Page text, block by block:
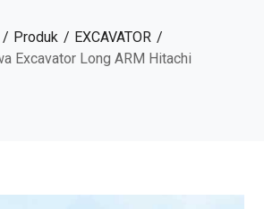
Produk
EXCAVATOR
Excavator Long ARM Hitachi